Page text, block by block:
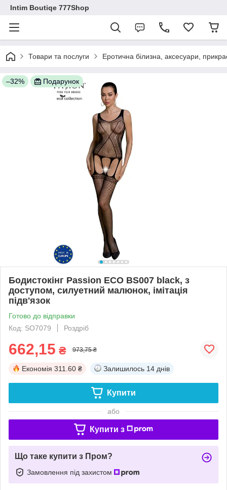
Intim Boutiqe 777Shop
Товари та послуги Еротична білизна, аксесуари,
–32% Подарунок
Бодистокінг Passion ECO BS007 black, з
доступом, силуетний малюнок, імітація
підв'язок
Готово до відправки
Код: SO7079
Роздріб
662,15 ₴ 973,75 ₴
Економія 311.60 ₴ Залишилось 14 днів
Купити
або
Купити з
Що таке купити з Пром?
Замовлення під захистом